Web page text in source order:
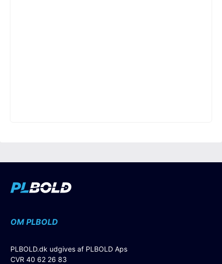
OM PLBOLD
PLBOLD.dk udgives af PLBOLD Aps
CVR 40 62 26 83